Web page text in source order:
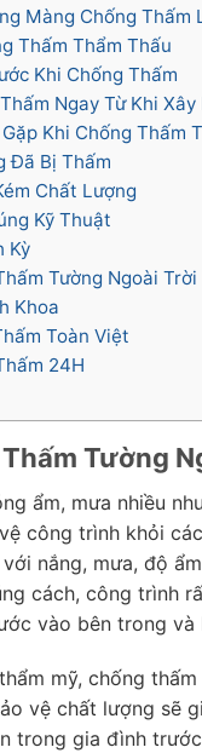
Màng Chống Thấm
Thấm Thẩm Thấu
Khi Chống Thấm
Ngay Từ Khi Xây
Khi Chống Thấm
Đã Bị Thấm
Chất Lượng
Kỹ Thuật
Kỳ
Tường Ngoài Trời
Khoa
Toàn Việt
24H
Tường
ẩm, mưa nhiều
công trình khỏi
nắng, mưa, độ
cách, công trình
vào bên trong
mỹ, chống
vệ chất lượng sẽ
trong gia đình